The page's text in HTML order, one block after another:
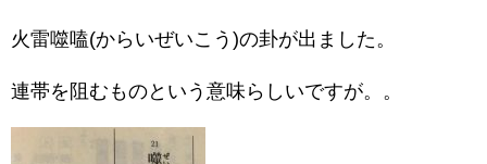
火雷噬嗑(からいぜいこう)の卦が出ました。
連帯を阻むものという意味らしいですが。。